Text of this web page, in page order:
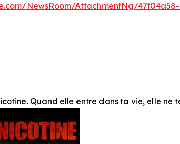
NewsRoom/AttachmentNg/
Quand elle entre dans ta vie, elle ne